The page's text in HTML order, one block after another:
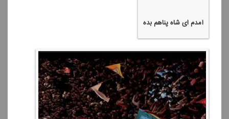
آمدم ای شاه پناهم بده